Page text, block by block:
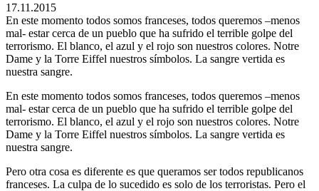
17.11.2015
En este momento todos somos franceses, todos queremos –menos
mal- estar cerca de un pueblo que ha sufrido el terrible golpe del
terrorismo. El blanco, el azul y el rojo son nuestros colores. Notre
Dame y la Torre Eiffel nuestros símbolos. La sangre vertida es
nuestra sangre.
En este momento todos somos franceses, todos queremos –menos
mal- estar cerca de un pueblo que ha sufrido el terrible golpe del
terrorismo. El blanco, el azul y el rojo son nuestros colores. Notre
Dame y la Torre Eiffel nuestros símbolos. La sangre vertida es
nuestra sangre.
Pero otra cosa es diferente es que queramos ser todos republicanos
franceses. La culpa de lo sucedido es solo de los terroristas. Pero el